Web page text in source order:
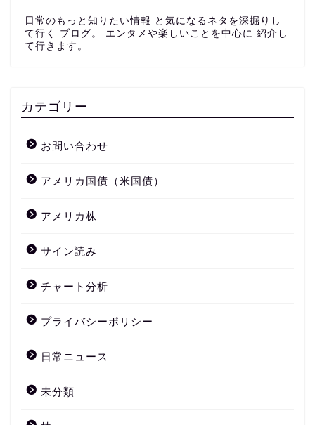
日常のもっと知りたい情報 と気になるネタを深掘りし
て行く ブログ。 エンタメや楽しいことを中心に 紹介し
て行きます。
カテゴリー
お問い合わせ
アメリカ国債（米国債）
アメリカ株
サイン読み
チャート分析
プライバシーポリシー
日常ニュース
未分類